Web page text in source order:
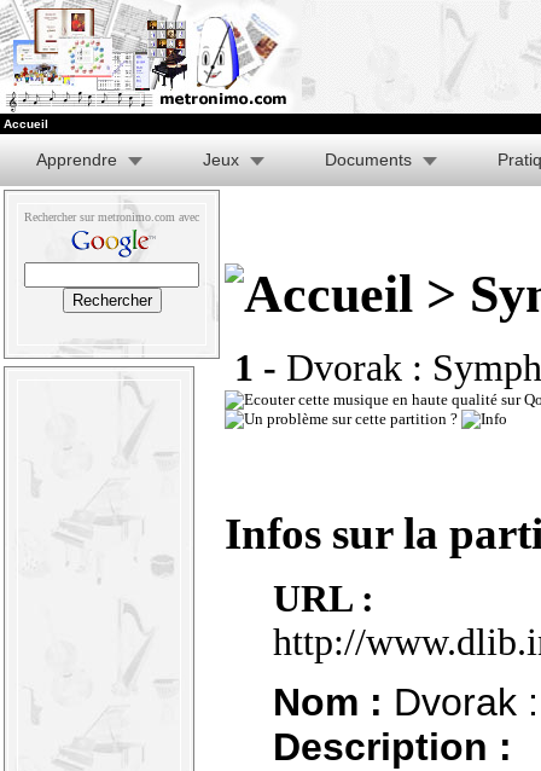
Accueil
Apprendre Jeux Documents
Rechercher sur metronimo.com avec
>
1 - Dvorak :
Infos sur la
URL :
http://
Nom : Dvorak
Description :